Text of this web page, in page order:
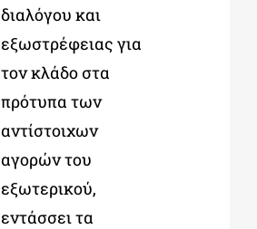
διαλόγου και
εξωστρέφειας για
τον κλάδο στα
πρότυπα των
αντίστοιχων
αγορών του
εξωτερικού,
εντάσσει τα